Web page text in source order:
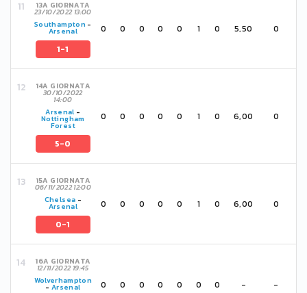
13A GIORNATA
23/10/2022 13:00
Southampton-
Arsenal
1-1
0 0 0 0 0 1 0 5,50 0
14A GIORNATA
30/10/2022
14:00
Arsenal -
Nottingham
Forest
5-0
0 0 0 0 0 1 0 6,00 0
15A GIORNATA
06/11/2022 12:00
Chelsea -
Arsenal
0-1
0 0 0 0 0 1 0 6,00 0
16A GIORNATA
12/11/2022 19:45
Wolverhampton
- Arsenal 0 0 0 0 0 0 0 - -